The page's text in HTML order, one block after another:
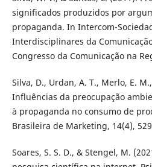
significados produzidos por
propaganda. In Intercom-
Interdisciplinares da
Congresso da Comunicação na
Silva, D., Urdan, A. T., Merlo, E.
Influências da preocupação
à propaganda no consumo de
Brasileira de Marketing, 14(4),
Soares, S. S. D., & Stengel, M.